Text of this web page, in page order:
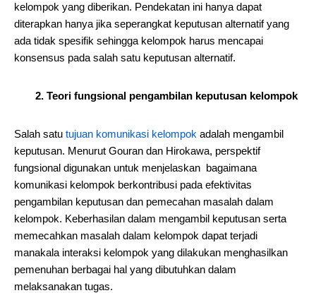
kelompok yang diberikan. Pendekatan ini hanya dapat
diterapkan hanya jika seperangkat keputusan alternatif yang
ada tidak spesifik sehingga kelompok harus mencapai
konsensus pada salah satu keputusan alternatif.
2. Teori fungsional pengambilan keputusan kelompok
Salah satu tujuan komunikasi kelompok adalah mengambil
keputusan. Menurut Gouran dan Hirokawa, perspektif
fungsional digunakan untuk menjelaskan bagaimana
komunikasi kelompok berkontribusi pada efektivitas
pengambilan keputusan dan pemecahan masalah dalam
kelompok. Keberhasilan dalam mengambil keputusan serta
memecahkan masalah dalam kelompok dapat terjadi
manakala interaksi kelompok yang dilakukan menghasilkan
pemenuhan berbagai hal yang dibutuhkan dalam
melaksanakan tugas.